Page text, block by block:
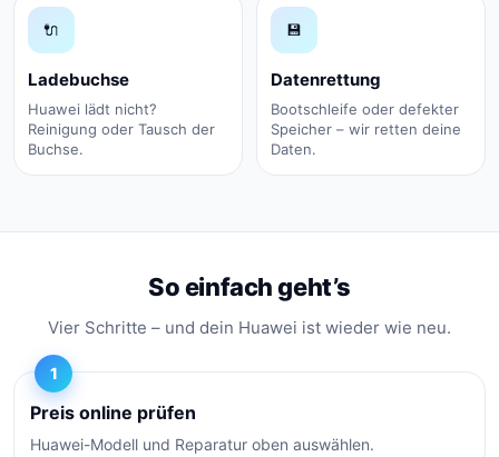
🔌
Ladebuchse
Huawei lädt nicht?
Reinigung oder Tausch der
Buchse.
💾
Datenrettung
Bootschleife oder defekter
Speicher – wir retten deine
Daten.
So einfach geht’s
Vier Schritte – und dein Huawei ist wieder wie neu.
1
Preis online prüfen
Huawei-Modell und Reparatur oben auswählen.